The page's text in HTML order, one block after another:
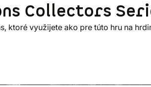
Collectors
ktoré využijete ako pre túto hru na